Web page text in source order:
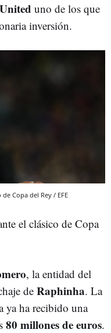
uno de los que
inversión.
Copa del Rey / EFE
el clásico de Copa
, la entidad del
de Raphinha. La
ya ha recibido una
80 millones de euros.